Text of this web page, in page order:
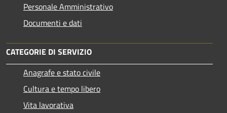
Personale Amministrativo
Documenti e dati
CATEGORIE DI SERVIZIO
Anagrafe e stato civile
Cultura e tempo libero
Vita lavorativa